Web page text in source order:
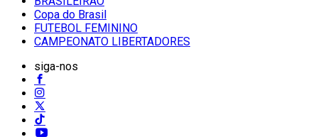
Copa do Brasil
FUTEBOL FEMININO
CAMPEONATO LIBERTADORES
siga-nos